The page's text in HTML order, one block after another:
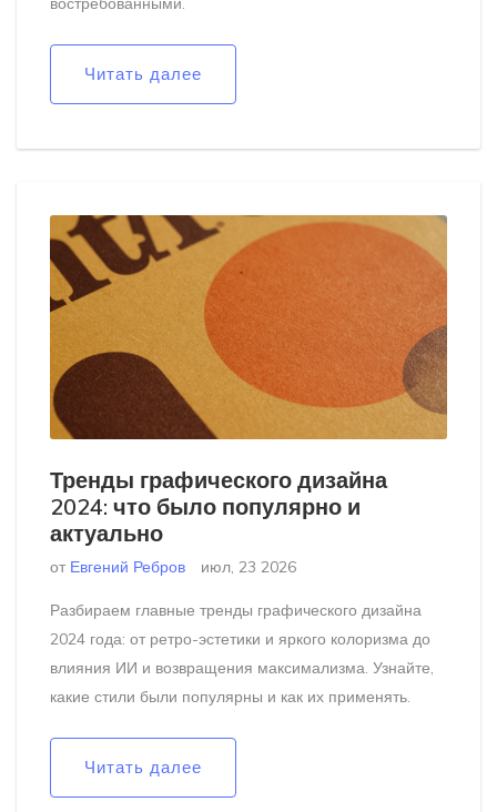
Читать далее
Тренды графического дизайна
2024: что было популярно и
актуально
от Евгений Ребров июл, 23 2026
Разбираем главные тренды графического дизайна
2024 года: от ретро-эстетики и яркого колоризма до
влияния ИИ и возвращения максимализма. Узнайте,
какие стили были популярны и как их применять.
Читать далее